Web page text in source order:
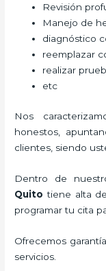
Revisión
Manejo de
diagnóstico
reemplazar
realizar
etc
Nos
honestos,
clientes, siendo
Dentro de
Quito tiene alta
programar tu cita
Ofrecemos
servicios.